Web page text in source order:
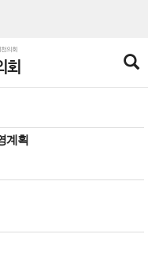
의회
회
계획